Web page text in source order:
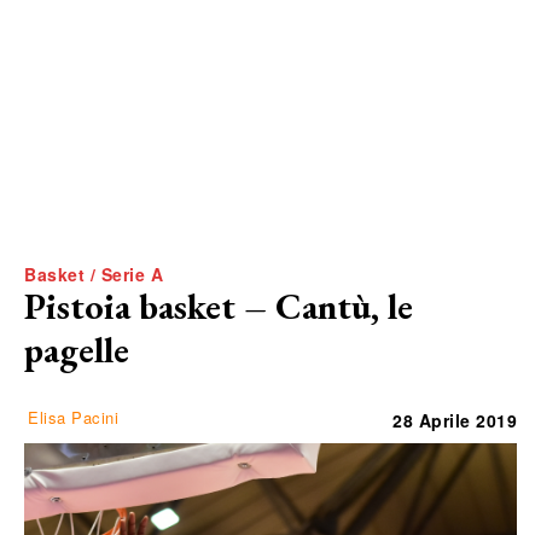
Basket / Serie A
Pistoia basket – Cantù, le
pagelle
Elisa Pacini 28 Aprile 2019